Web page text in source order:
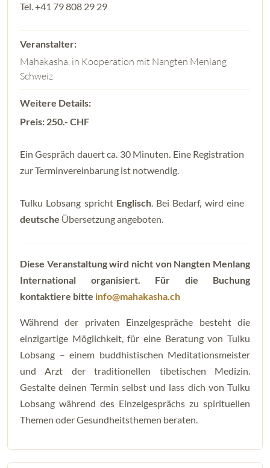
Tel. +41 79 808 29 29
Mahakasha, in Kooperation mit Nangten Menlang
Schweiz
Preis: 250.- CHF
Ein Gespräch dauert ca. 30 Minuten. Eine Registration
zur Terminvereinbarung ist notwendig.
Tulku Lobsang spricht Englisch. Bei Bedarf, wird eine
deutsche Übersetzung angeboten.
Diese Veranstaltung wird nicht von Nangten Menlang
International organisiert. Für die Buchung
kontaktiere bitte info@mahakasha.ch
Während der privaten Einzelgespräche besteht die
einzigartige Möglichkeit, für eine Beratung von Tulku
Lobsang – einem buddhistischen Meditationsmeister
und Arzt der traditionellen tibetischen Medizin.
Gestalte deinen Termin selbst und lass dich von Tulku
Lobsang während des Einzelgesprächs zu spirituellen
Themen oder Gesundheitsthemen beraten.